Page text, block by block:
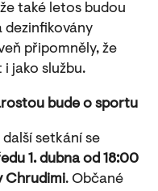
také letos budou
dezinfikovány
připomněly, že
jako službu.
bude o sportu
další setkání se
1. dubna od 18:00
Chrudimi. Občané